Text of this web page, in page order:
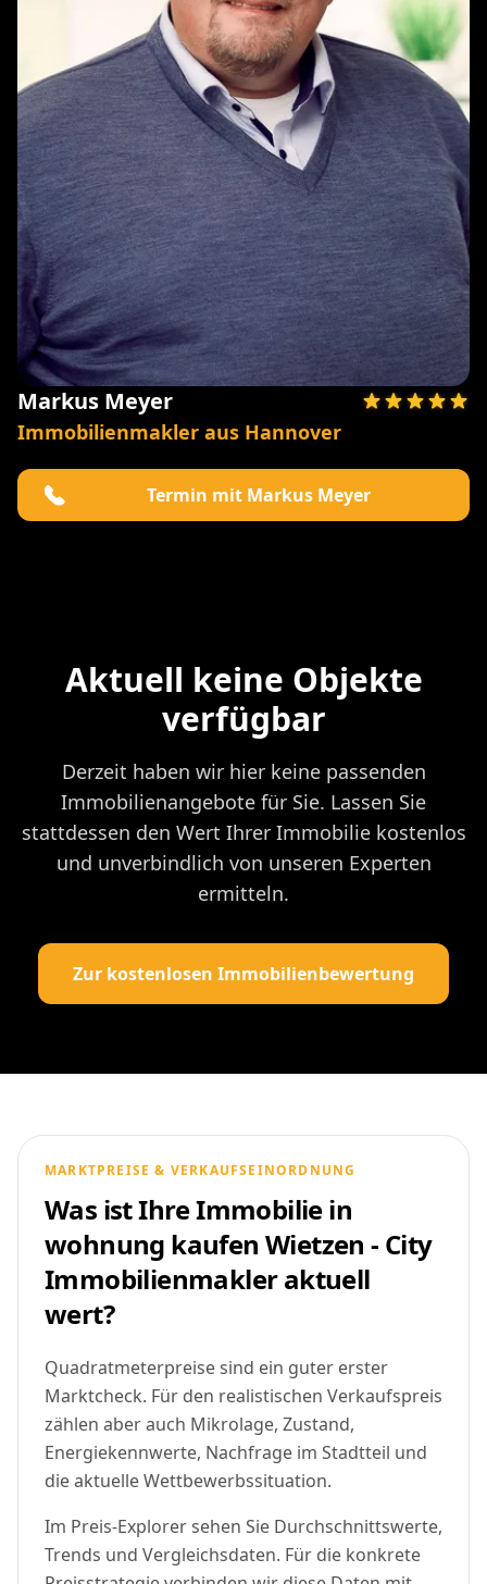
Markus Meyer
Immobilienmakler aus Hannover
Termin mit Markus Meyer
Aktuell keine Objekte
verfügbar
Derzeit haben wir hier keine passenden
Immobilienangebote für Sie. Lassen Sie
stattdessen den Wert Ihrer Immobilie kostenlos
und unverbindlich von unseren Experten
ermitteln.
Zur kostenlosen Immobilienbewertung
MARKTPREISE & VERKAUFSEINORDNUNG
Was ist Ihre Immobilie in
wohnung kaufen Wietzen - City
Immobilienmakler aktuell
wert?
Quadratmeterpreise sind ein guter erster
Marktcheck. Für den realistischen Verkaufspreis
zählen aber auch Mikrolage, Zustand,
Energiekennwerte, Nachfrage im Stadtteil und
die aktuelle Wettbewerbssituation.
Im Preis-Explorer sehen Sie Durchschnittswerte,
Trends und Vergleichsdaten. Für die konkrete